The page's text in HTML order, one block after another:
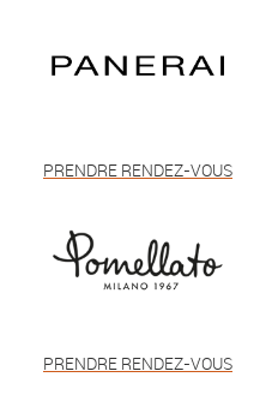
PRENDRE RENDEZ-VOUS
PRENDRE RENDEZ-VOUS